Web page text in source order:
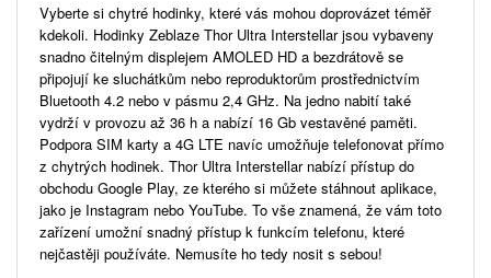
Vyberte si chytré hodinky, které vás mohou doprovázet téměř
kdekoli. Hodinky Zeblaze Thor Ultra Interstellar jsou vybaveny
snadno čitelným displejem AMOLED HD a bezdrátově se
připojují ke sluchátkům nebo reproduktorům prostřednictvím
Bluetooth 4.2 nebo v pásmu 2,4 GHz. Na jedno nabití také
vydrží v provozu až 36 h a nabízí 16 Gb vestavěné paměti.
Podpora SIM karty a 4G LTE navíc umožňuje telefonovat přímo
z chytrých hodinek. Thor Ultra Interstellar nabízí přístup do
obchodu Google Play, ze kterého si můžete stáhnout aplikace,
jako je Instagram nebo YouTube. To vše znamená, že vám toto
zařízení umožní snadný přístup k funkcím telefonu, které
nejčastěji používáte. Nemusíte ho tedy nosit s sebou!